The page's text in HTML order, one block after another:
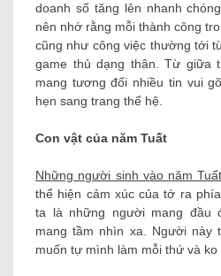
doanh số tăng lên nhanh
nên nhớ rằng mỗi thành công
cũng như công việc thường tới
game thủ dạng thân. Từ giữa
mang tương đối nhiều tin vui
hẹn sang trang thế hệ.
Con vật của năm Tuất
Những người sinh vào năm Tuất
thể hiện cảm xúc của tớ ra
ta là những người mang đầu
mang tầm nhìn xa. Người này
muốn tự mình làm mỗi thứ và